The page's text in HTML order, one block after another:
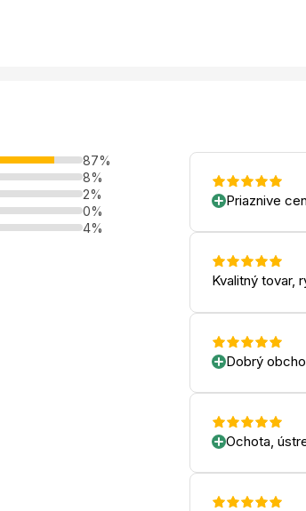
87%
8%
2%
0%
4%
Priaznive
Kvalitný tovar,
Dobrý
Ochota,